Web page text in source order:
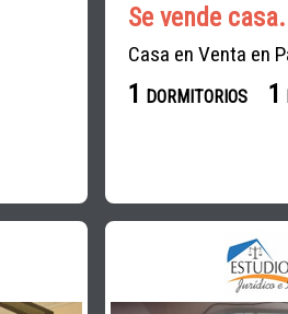
Se vende
Casa en Venta en
1 DORMITORIOS 1